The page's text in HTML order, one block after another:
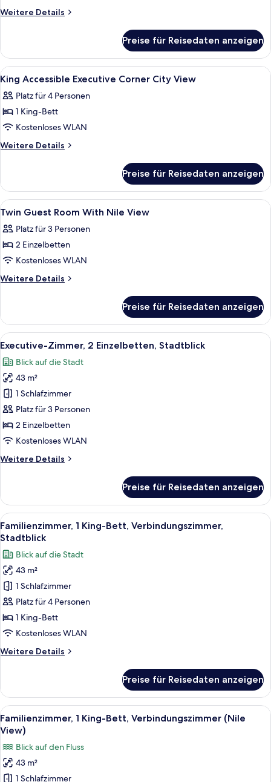
Weitere Details
Weitere
2 Einzelbetten,
Eckzimmer
(Nile
View)
Preise für Reisedaten anzeigen
Alle
Fotos
für
King
Accessible
Executive
View
anzeigen
Ein Hotelzimmer mit einem Bett,
5
King Accessible Executive Corner City View
Platz für 4 Personen
1 King-Bett
Kostenloses WLAN
Weitere Details
Weitere
Accessible
Executive
Corner
View
Preise für Reisedaten anzeigen
Alle
Fotos
für
Twin
Guest
Room
View
anzeigen
Ein Hotelzimmer mit zwei Betten,
15
Twin Guest Room With Nile View
Platz für 3 Personen
2 Einzelbetten
Kostenloses WLAN
Weitere Details
Weitere
Guest
Room
With
View
Preise für Reisedaten anzeigen
Alle
Fotos
für
Executive-
Zimmer,
2 Einzelbetten,
Stadtblick
anzeigen
Ein Hotelzimmer mit zwei Betten,
5
Executive-Zimmer, 2 Einzelbetten, Stadtblick
Blick auf die Stadt
43 m²
1 Schlafzimmer
Platz für 3 Personen
2 Einzelbetten
Kostenloses WLAN
Weitere Details
Weitere
Zimmer,
2 Einzelbetten,
Stadtblick
Preise für Reisedaten anzeigen
Alle
Fotos
für
Familienzimmer,
1 King-
Bett,
Verbindungszimmer,
Stadtblick
anzeigen
Ein Hotelzimmer mit einem großen
8
Familienzimmer, 1 King-Bett, Verbindungszimmer,
Stadtblick
Blick auf die Stadt
43 m²
1 Schlafzimmer
Platz für 4 Personen
1 King-Bett
Kostenloses WLAN
Weitere Details
Weitere
1 King-
Bett,
Verbindungszimmer,
Stadtblick
Preise für Reisedaten anzeigen
Alle
Fotos
Familienzimmer,
1 King-
Ein Hotelzimmer mit einem Bett,
10
Familienzimmer, 1 King-Bett, Verbindungszimmer (Nile
View)
Blick auf den Fluss
43 m²
1 Schlafzimmer